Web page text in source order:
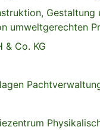
Gestaltung
umweltgerechten
& Co. KG